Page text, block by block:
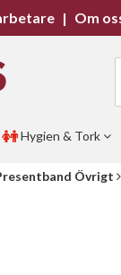
Övrigt
| Om
Hygien & Tork